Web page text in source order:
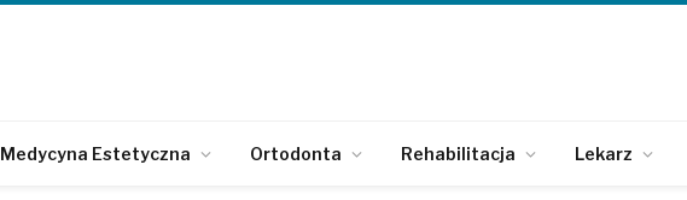
Medycyna Estetyczna Ortodonta Rehabilitacja Lekarz